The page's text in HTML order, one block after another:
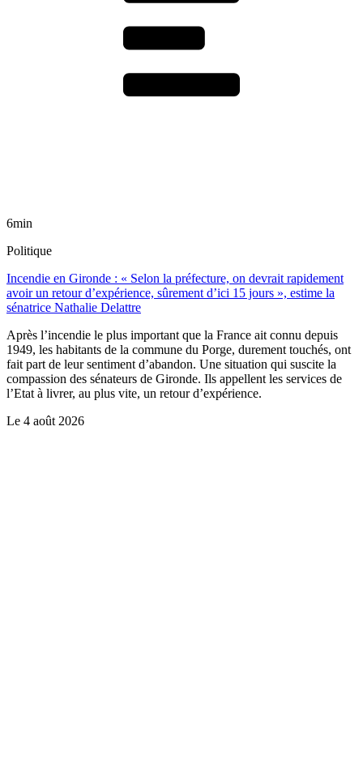
6min
Politique
Incendie en Gironde : « Selon la préfecture, on devrait rapidement
avoir un retour d’expérience, sûrement d’ici 15 jours », estime la
sénatrice Nathalie Delattre
Après l’incendie le plus important que la France ait connu depuis
1949, les habitants de la commune du Porge, durement touchés, ont
fait part de leur sentiment d’abandon. Une situation qui suscite la
compassion des sénateurs de Gironde. Ils appellent les services de
l’Etat à livrer, au plus vite, un retour d’expérience.
Le 4 août 2026